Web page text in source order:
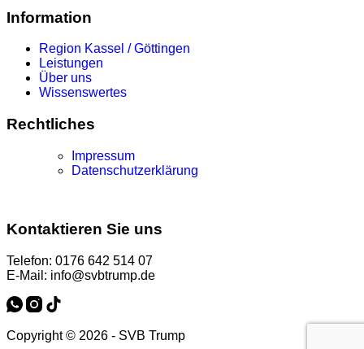
Information
Region Kassel / Göttingen
Leistungen
Über uns
Wissenswertes
Rechtliches
Impressum
Datenschutzerklärung
Kontaktieren Sie uns
Telefon: 0176 642 514 07
E-Mail: info@svbtrump.de
Copyright © 2026 - SVB Trump